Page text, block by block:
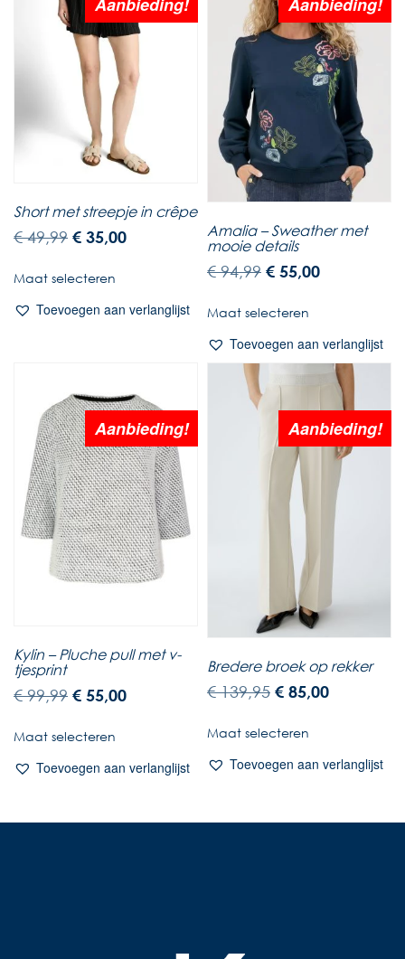
Aanbieding!
Short met streepje in crêpe
€49,99 € 35,00
Maat selecteren
Toevoegen aan verlanglijst
Aanbieding!
Amalia – Sweather met
mooie details
€94,99 € 55,00
Maat selecteren
Toevoegen aan verlanglijst
Aanbieding!
Kylin – Pluche pull met v-
tjesprint
€99,99 € 55,00
Maat selecteren
Toevoegen aan verlanglijst
Aanbieding!
Bredere broek op rekker
€139,95 € 85,00
Maat selecteren
Toevoegen aan verlanglijst